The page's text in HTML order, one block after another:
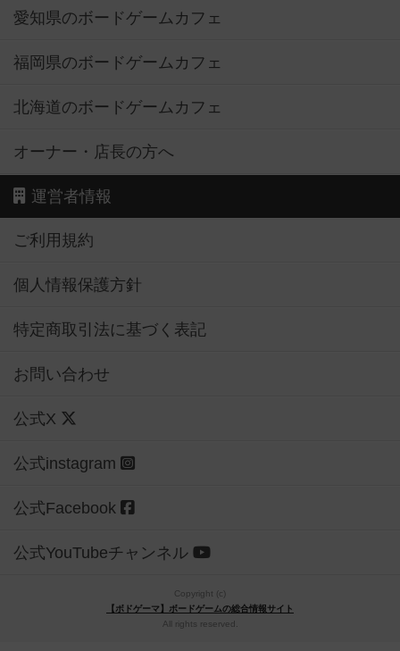
愛知県のボードゲームカフェ
福岡県のボードゲームカフェ
北海道のボードゲームカフェ
オーナー・店長の方へ
運営者情報
ご利用規約
個人情報保護方針
特定商取引法に基づく表記
お問い合わせ
公式X
公式instagram
公式Facebook
公式YouTubeチャンネル
Copyright (c)
【ボドゲーマ】ボードゲームの総合情報サイト
All rights reserved.